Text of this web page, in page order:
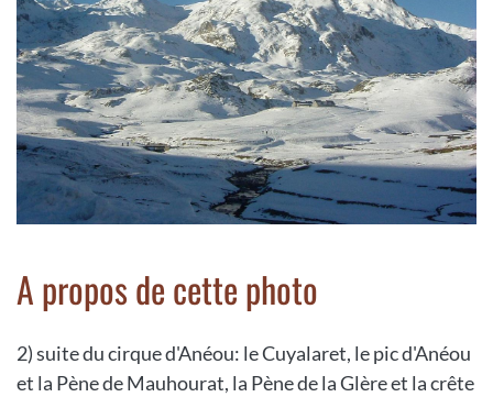
A propos de cette photo
2) suite du cirque d'Anéou: le Cuyalaret, le pic d'Anéou
et la Pène de Mauhourat, la Pène de la Glère et la crête